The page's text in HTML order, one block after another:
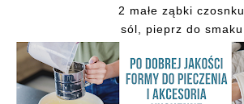
2 małe ząbki czosnku
sól, pieprz do smaku